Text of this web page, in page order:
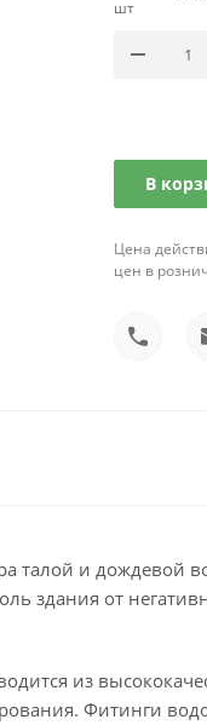
шт
В
Цена
цен в
талой и дождевой
здания от
из
Фитинги